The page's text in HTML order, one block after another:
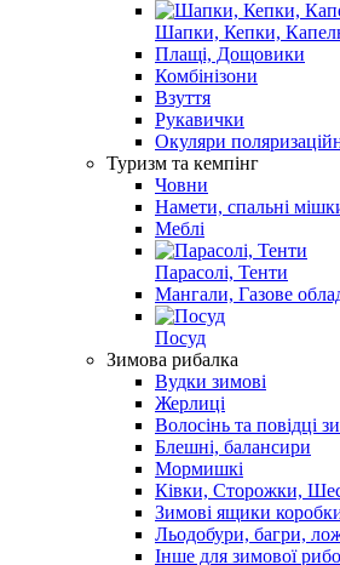
Шапки, Кепки,
Плащі, Дощовики
Комбінізони
Взуття
Рукавички
Окуляри
Туризм та кемпінг
Човни
Намети, спальні
Меблі
Парасолі, Тенти
Мангали, Газове
Посуд
Зимова рибалка
Вудки зимові
Жерлиці
Волосінь та повідці
Блешні, балансири
Мормишкі
Ківки, Сторожки,
Зимові ящики
Льодобури, багри,
Інше для зимової